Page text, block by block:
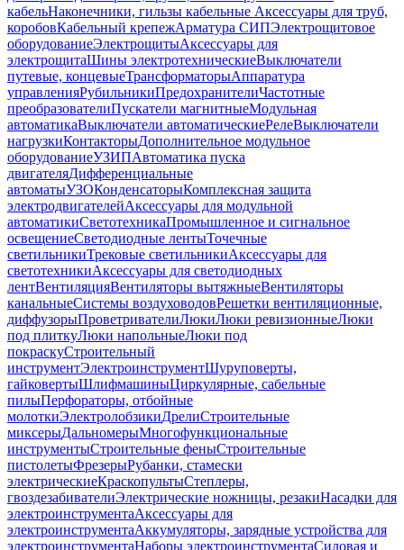
кабельНаконечники, гильзы кабельные Аксессуары для труб,
коробовКабельный крепежАрматура СИПЭлектрощитовое
оборудованиеЭлектрощитыАксессуары для
электрощитаШины электротехническиеВыключатели
путевые, концевыеТрансформаторыАппаратура
управленияРубильникиПредохранителиЧастотные
преобразователиПускатели магнитныеМодульная
автоматикаВыключатели автоматическиеРелеВыключатели
нагрузкиКонтакторыДополнительное модульное
оборудованиеУЗИПАвтоматика пуска
двигателяДифференциальные
автоматыУЗОКонденсаторыКомплексная защита
электродвигателейАксессуары для модульной
автоматикиСветотехникаПромышленное и сигнальное
освещениеСветодиодные лентыТочечные
светильникиТрековые светильникиАксессуары для
светотехникиАксессуары для светодиодных
лентВентиляцияВентиляторы вытяжныеВентиляторы
канальныеСистемы воздуховодовРешетки вентиляционные,
диффузорыПроветривателиЛюкиЛюки ревизионныеЛюки
под плиткуЛюки напольныеЛюки под
покраскуСтроительный
инструментЭлектроинструментШуруповерты,
гайковертыШлифмашиныЦиркулярные, сабельные
пилыПерфораторы, отбойные
молоткиЭлектролобзикиДрелиСтроительные
миксерыДальномерыМногофункциональные
инструментыСтроительные феныСтроительные
пистолетыФрезерыРубанки, стамески
электрическиеКраскопультыСтеплеры,
гвоздезабивателиЭлектрические ножницы, резакиНасадки для
электроинструментаАксессуары для
электроинструментаАккумуляторы, зарядные устройства для
электроинструментаНаборы электроинструментаСиловая и